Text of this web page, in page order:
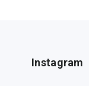
Instagram